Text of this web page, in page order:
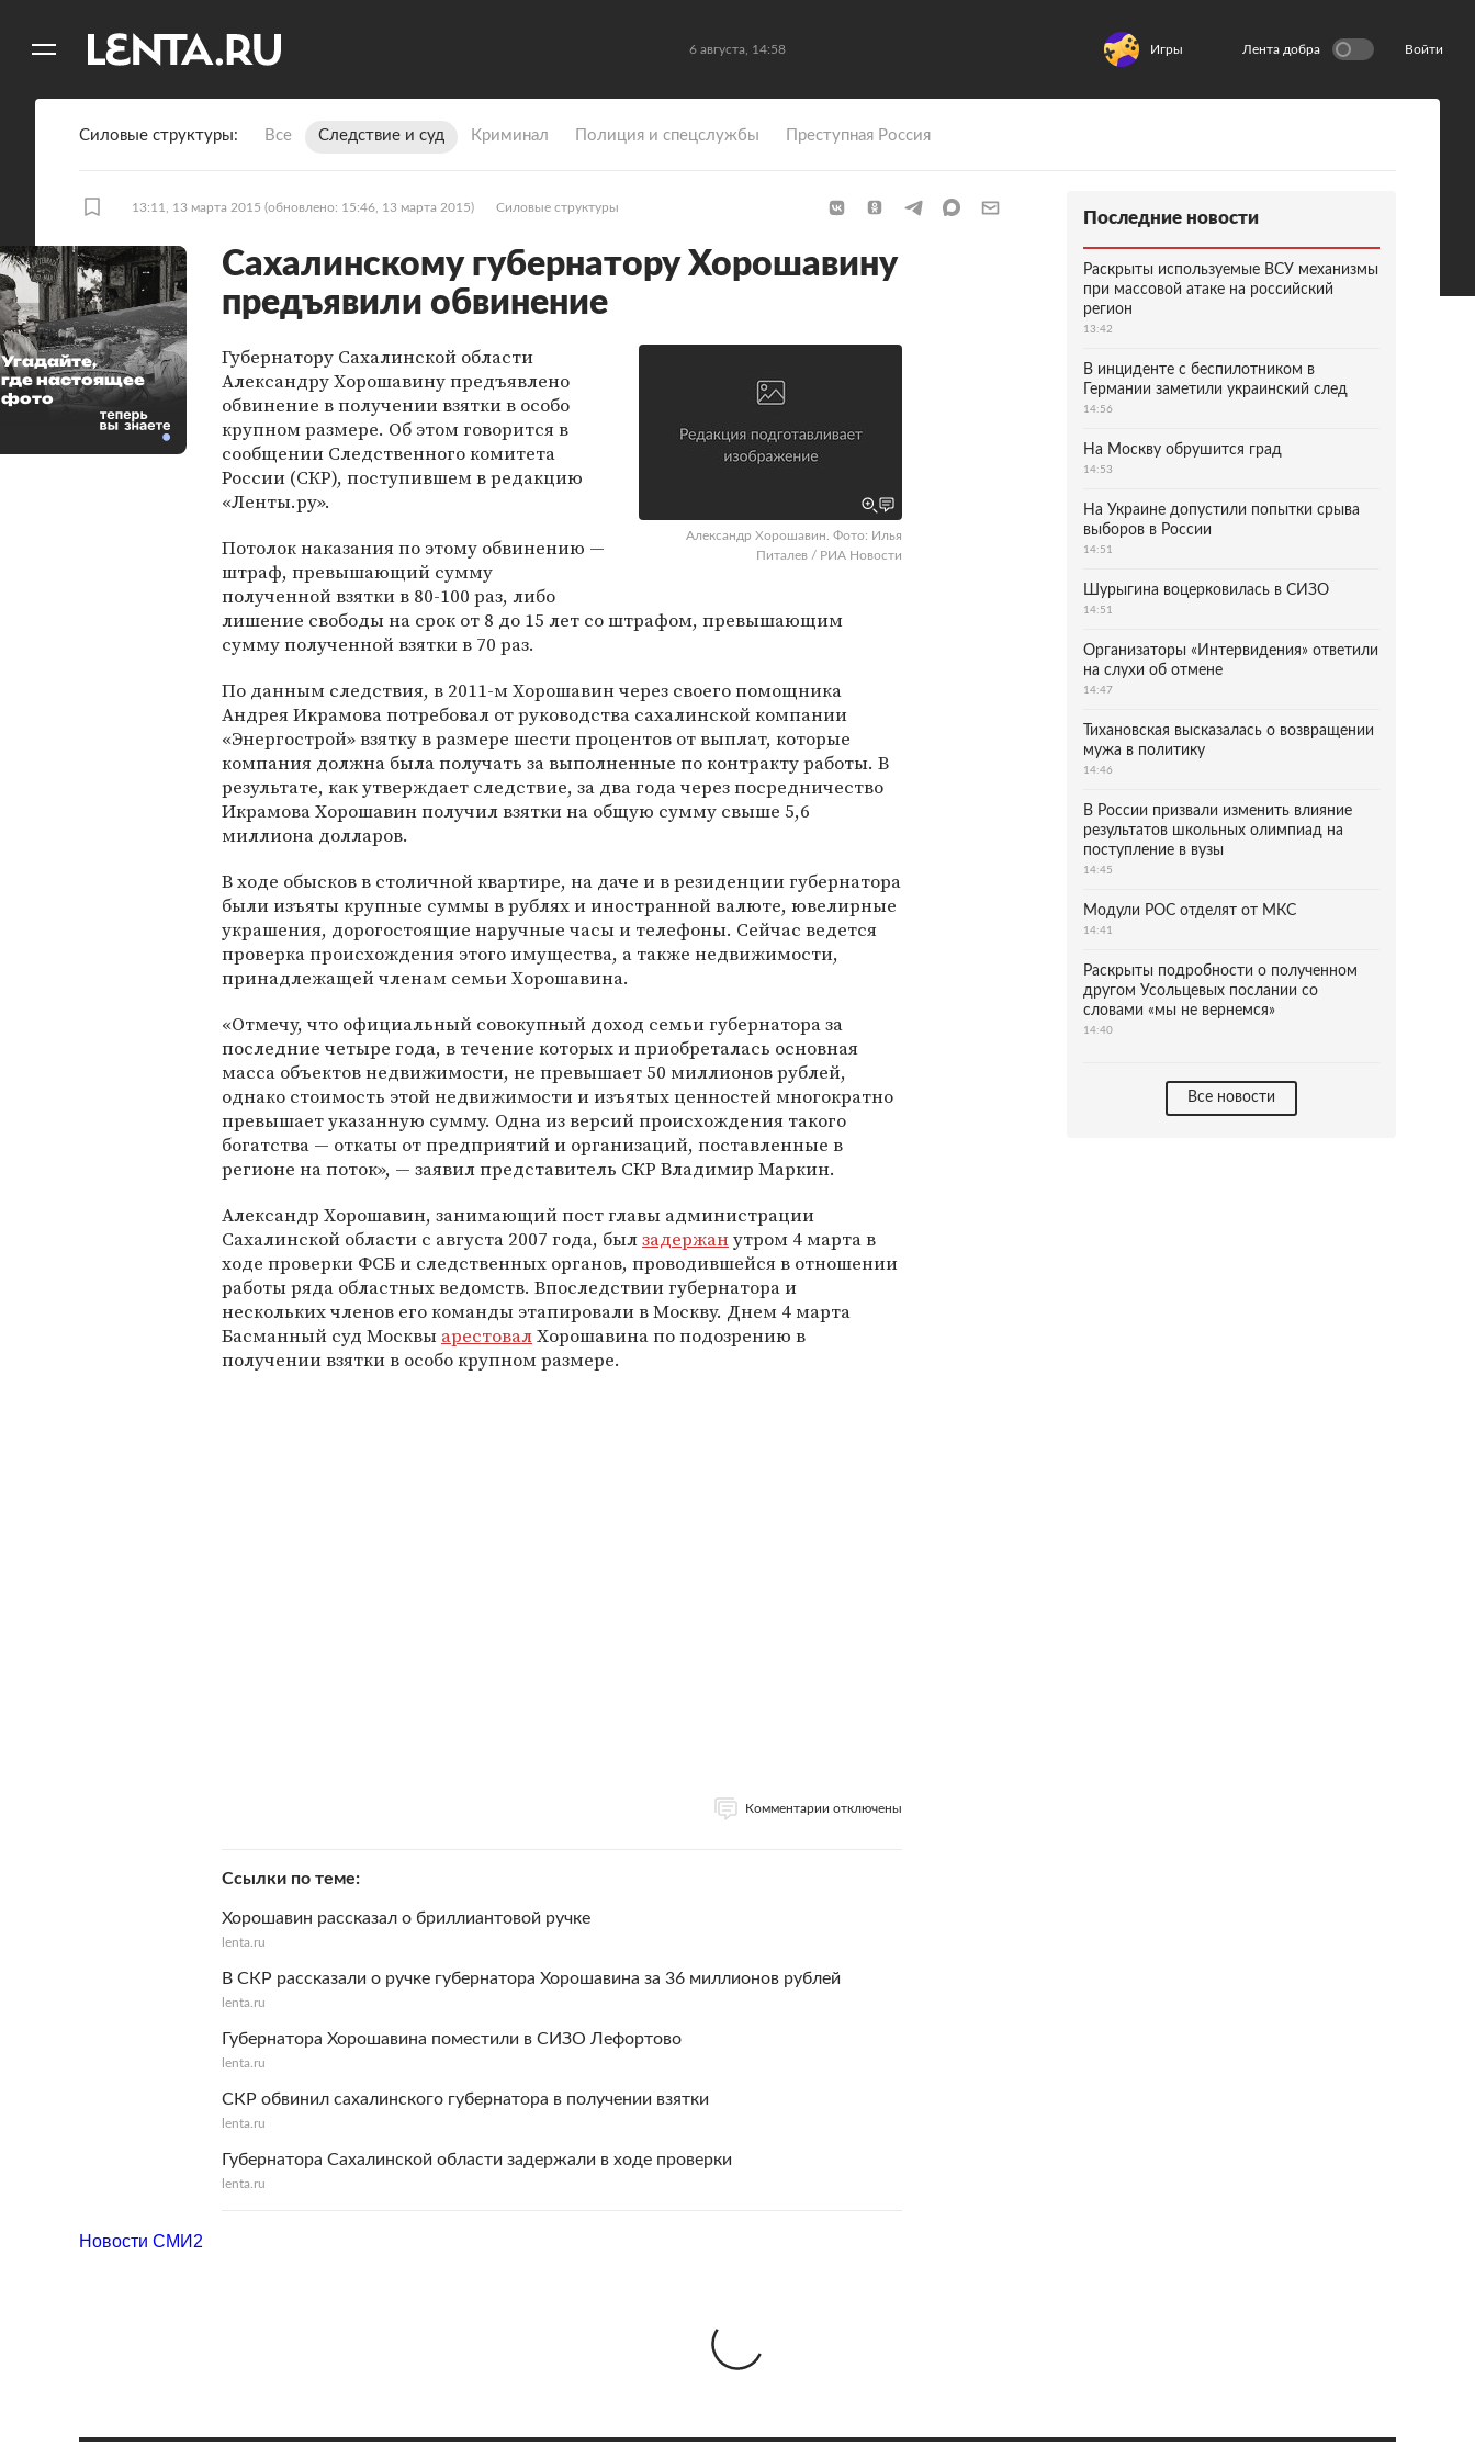
6 августа, 14:58 Игры Лента добра Войти
Силовые структуры Все Следствие и суд Криминал Полиция и спецслужбы Преступная Россия
13:11, 13 марта 2015 (обновлено: 15:46, 13 марта 2015) Силовые структуры
Сахалинскому губернатору Хорошавину
предъявили обвинение
Александр Хорошавин. Фото: Илья
Питалев / РИА Новости
Губернатору Сахалинской области
Александру Хорошавину предъявлено
обвинение в получении взятки в особо
крупном размере. Об этом говорится в
сообщении Следственного комитета
России (СКР), поступившем в редакцию
«Ленты.ру».
Потолок наказания по этому обвинению —
штраф, превышающий сумму
полученной взятки в 80-100 раз, либо
лишение свободы на срок от 8 до 15 лет со штрафом, превышающим
сумму полученной взятки в 70 раз.
По данным следствия, в 2011-м Хорошавин через своего помощника
Андрея Икрамова потребовал от руководства сахалинской компании
«Энергострой» взятку в размере шести процентов от выплат, которые
компания должна была получать за выполненные по контракту работы. В
результате, как утверждает следствие, за два года через посредничество
Икрамова Хорошавин получил взятки на общую сумму свыше 5,6
миллиона долларов.
В ходе обысков в столичной квартире, на даче и в резиденции губернатора
были изъяты крупные суммы в рублях и иностранной валюте, ювелирные
украшения, дорогостоящие наручные часы и телефоны. Сейчас ведется
проверка происхождения этого имущества, а также недвижимости,
принадлежащей членам семьи Хорошавина.
«Отмечу, что официальный совокупный доход семьи губернатора за
последние четыре года, в течение которых и приобреталась основная
масса объектов недвижимости, не превышает 50 миллионов рублей,
однако стоимость этой недвижимости и изъятых ценностей многократно
превышает указанную сумму. Одна из версий происхождения такого
богатства — откаты от предприятий и организаций, поставленные в
регионе на поток», — заявил представитель СКР Владимир Маркин.
Александр Хорошавин, занимающий пост главы администрации
Сахалинской области с августа 2007 года, былзадержанутром 4 марта в
ходе проверки ФСБ и следственных органов, проводившейся в отношении
работы ряда областных ведомств. Впоследствии губернатора и
нескольких членов его команды этапировали в Москву. Днем 4 марта
Басманный суд Москвы арестовалХорошавина по подозрению в
получении взятки в особо крупном размере.
Комментарии отключены
Ссылки по теме
Хорошавин рассказал о бриллиантовой ручке
lenta.ru
В СКР рассказали о ручке губернатора Хорошавина за 36 миллионов рублей
lenta.ru
Губернатора Хорошавина поместили в СИЗО Лефортово
lenta.ru
СКР обвинил сахалинского губернатора в получении взятки
lenta.ru
Губернатора Сахалинской области задержали в ходе проверки
lenta.ru
Угадайте,
где настоящее
фото
Последние новости
Раскрыты используемые ВСУ механизмы
при массовой атаке на российский
регион
13:42
В инциденте с беспилотником в
Германии заметили украинский след
14:56
На Москву обрушится град
14:53
На Украине допустили попытки срыва
выборов в России
14:51
Шурыгина воцерковилась в СИЗО
14:51
Организаторы «Интервидения» ответили
на слухи об отмене
14:47
Тихановская высказалась о возвращении
мужа в политику
14:46
В России призвали изменить влияние
результатов школьных олимпиад на
поступление в вузы
14:45
Модули РОС отделят от МКС
14:41
Раскрыты подробности о полученном
другом Усольцевых послании со
словами «мы не вернемся»
14:40
Все новости
Новости СМИ2